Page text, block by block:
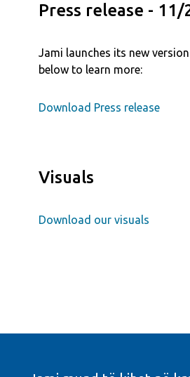
Press release -
Jami launches its new
below to learn more:
Download Press release
Visuals
Download our visuals